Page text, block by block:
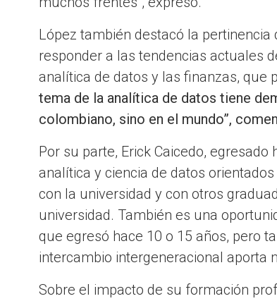
López también destacó la
responder a las tendencias actuales
analítica de datos y las finanzas, que
tema de la analítica de datos tiene
colombiano, sino en el mundo”,
Por su parte, Erick Caicedo,
analítica y ciencia de datos
con la universidad y con otros
universidad. También es una
que egresó hace 10 o 15 años, pero
intercambio intergeneracional aporta
Sobre el impacto de su formación